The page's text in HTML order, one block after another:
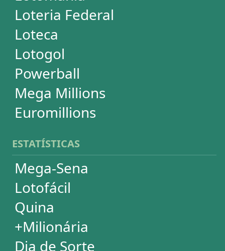
Super Sete
Timemania
Dupla-Sena
Lotomania
Powerball
Mega Millions
Euromillions
DESDOBRAMENTOS
Mega-Sena
Lotofácil
Quina
+Milionária
Dia de Sorte